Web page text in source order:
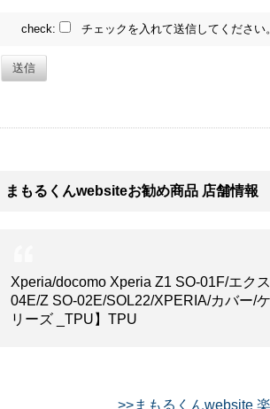
check: チェックを入れて送信してください。
送信
まもるくんwebsiteお勧め商品 店舗情報
Xperia/docomo Xperia Z1 SO-01F/エク
04E/Z SO-02E/SOL22/XPERIA/カバー/
リーズ _TPU】TPU
>>まもるくんwebsite